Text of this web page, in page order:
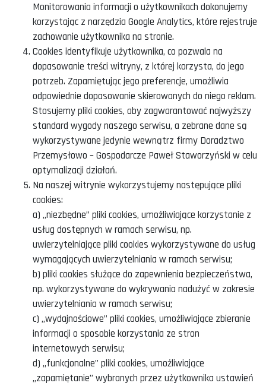
Monitorowania informacji o użytkownikach dokonujemy
korzystając z narzędzia Google Analytics, które rejestruje
zachowanie użytkownika na stronie.
Cookies identyfikuje użytkownika, co pozwala na
dopasowanie treści witryny, z której korzysta, do jego
potrzeb. Zapamiętując jego preferencje, umożliwia
odpowiednie dopasowanie skierowanych do niego reklam.
Stosujemy pliki cookies, aby zagwarantować najwyższy
standard wygody naszego serwisu, a zebrane dane są
wykorzystywane jedynie wewnątrz firmy Doradztwo
Przemysłowo – Gospodarcze Paweł Staworzyński w celu
optymalizacji działań.
Na naszej witrynie wykorzystujemy następujące pliki
cookies:
a) „niezbędne” pliki cookies, umożliwiające korzystanie z
usług dostępnych w ramach serwisu, np.
uwierzytelniające pliki cookies wykorzystywane do usług
wymagających uwierzytelniania w ramach serwisu;
b) pliki cookies służące do zapewnienia bezpieczeństwa,
np. wykorzystywane do wykrywania nadużyć w zakresie
uwierzytelniania w ramach serwisu;
c) „wydajnościowe” pliki cookies, umożliwiające zbieranie
informacji o sposobie korzystania ze stron
internetowych serwisu;
d) „funkcjonalne” pliki cookies, umożliwiające
„zapamiętanie” wybranych przez użytkownika ustawień